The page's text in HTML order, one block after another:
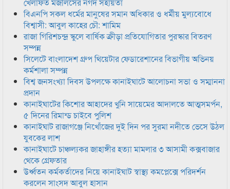
বিএনপি সকল ধর্মের মানুষের সমান অধিকার ও ধর্মীয় মুল্যবোধে
বিশ্বাসী: আবুল কাহের চৌ: শামিম
রাজা গিরিশচন্দ্র স্কুলে বার্ষিক ক্রীড়া প্রতিযোগিতার পুরস্কার বিতরণ
সম্পন্ন
সিলেটে বাংলাদেশ গ্রুপ থিয়েটার ফেডারেশানের বিভাগীয় অভিনয়
কর্মশালা সম্পন্ন
বিশ্ব জনসংখ্যা দিবস উপলক্ষে কানাইঘাটে আলোচনা সভা ও সম্মাননা
প্রদান
কানাইঘাটের কিশোর আহাদের খুনি সায়েমের আদালতে আত্মসমর্পন,
৫ দিনের রিমান্ড চাইবে পুলিশ
কানাইঘাট রাজাগঞ্জে নিখোঁজের দুই দিন পর সুরমা নদীতে ভেসে উঠল
যুবকের লাশ
কানাইঘাটে চাঞ্চল্যকর জাহাঙ্গীর হত্যা মামলার ৩ আসামী কক্সবাজার
থেকে গ্রেফতার
উর্ধ্বতন কর্মকর্তাদের নিয়ে কানাইঘাট স্বাস্থ্য কমপ্লেক্সে পরিদর্শন
করলেন সাংসদ আবুল হাসান